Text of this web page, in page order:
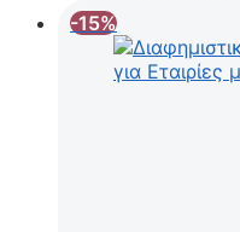
-15%